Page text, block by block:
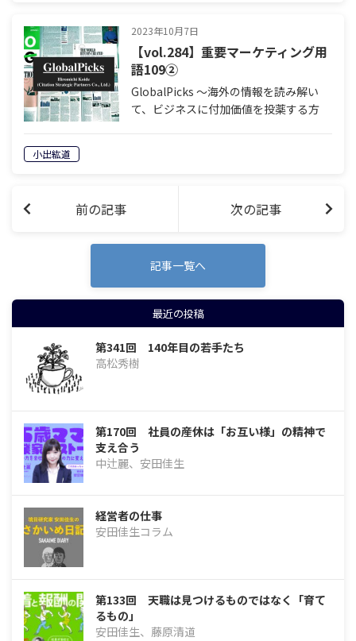
2023年10月7日
【vol.284】重要マーケティング用
語109②
GlobalPicks 〜海外の情報を読み解い
て、ビジネスに付加価値を投薬する方
小出紘道
前の記事 次の記事
記事一覧へ
最近の投稿
第341回 140年目の若手たち
高松秀樹
第170回 社員の産休は「お互い様」の精神で
支え合う
中辻麗、安田佳生
経営者の仕事
安田佳生コラム
第133回 天職は見つけるものではなく「育て
るもの」
安田佳生、藤原清道